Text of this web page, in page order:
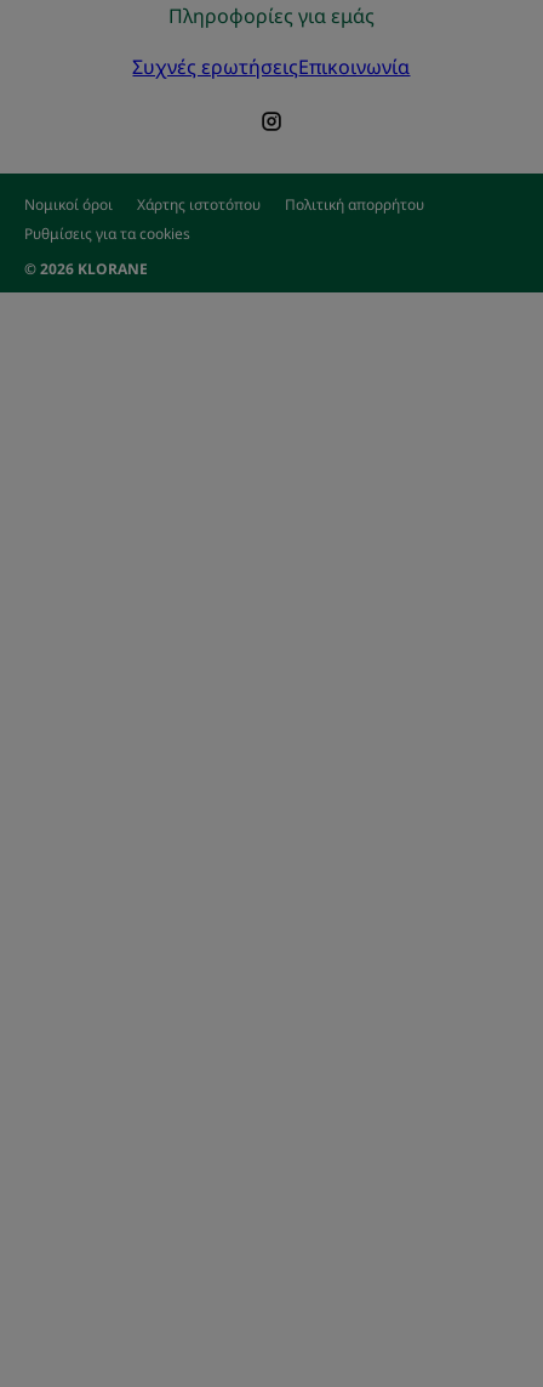
Πληροφορίες για εμάς
Συχνές ερωτήσειςΕπικοινωνία
Νομικοί όροι Χάρτης ιστοτόπου
Πολιτική απορρήτου
Ρυθμίσεις για τα cookies
© 2026 KLORANE